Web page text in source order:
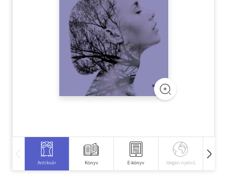
Szótár, nyelvkönyv
Tankönyv, segédkönyv
Társadalomtudomány
Vallás
Antikvár Könyv E-könyv Idegen nyelvű